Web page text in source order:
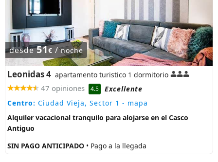
desde51€ /noche
Leonidas 4 apartamento turistico 1 dormitorio
47 opiniones 4.5
Excellente
Centro: Ciudad Vieja, Sector 1 - mapa
Alquiler vacacional tranquilo para alojarse en el Casco
Antiguo
SIN PAGO ANTICIPADO • Pago a la llegada